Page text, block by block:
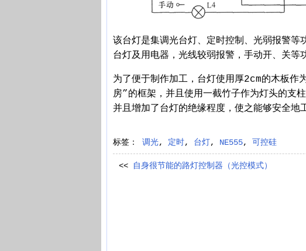
该台灯是集调光台灯、定时控制、光弱报警
台灯及用电器，光线较弱报警，手动开、关等
为了便于制作加工，台灯使用厚2cm的木板
房”的框架，并且使用一截竹子作为灯头的支
并且增加了台灯的绝缘程度，使之能够安全地
标签：调光, 定时, 台灯, NE555,可控硅
<< 自身很节能的路灯控制器（光控模式）